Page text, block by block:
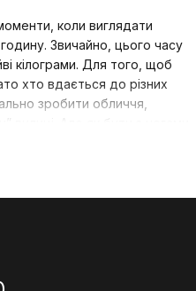
коли виглядати
Звичайно, цього часу
кілограми. Для того, щоб
хто вдається до різних
зробити обличчя,
придбати необхідні і
й забезпечить лояльність